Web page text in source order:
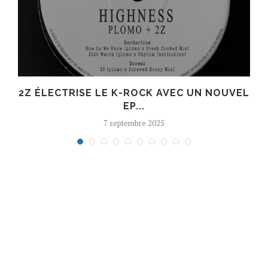
2Z ÉLECTRISE LE K-ROCK AVEC UN NOUVEL
EP...
7 septembre 2025